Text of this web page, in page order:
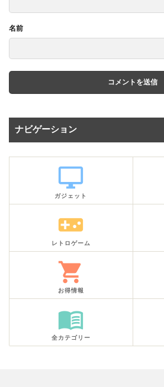
名前
ナビゲーション
desktop_windows
ガジェット
videogame_asset
レトロゲーム
shopping_cart
お得情報
menu_book
全カテゴリー